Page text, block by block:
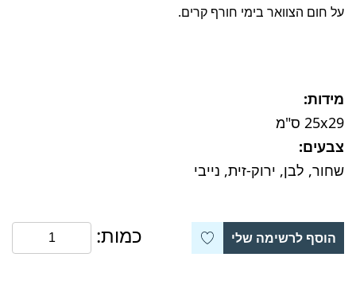
על חום הצוואר בימי חורף קרים.
מידות:
25x29 ס"מ
צבעים:
שחור, לבן, ירוק-זית, נייבי
הוסף לרשימה שלי כמות: